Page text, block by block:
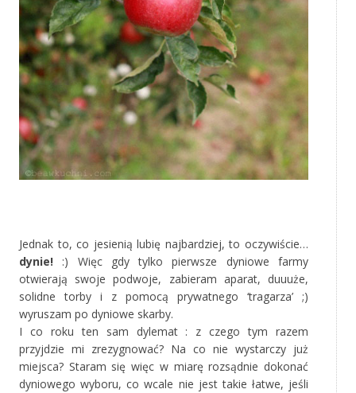
Jednak to, co jesienią lubię najbardziej, to oczywiście…
dynie! :) Więc gdy tylko pierwsze dyniowe farmy
otwierają swoje podwoje, zabieram aparat, duuuże,
solidne torby i z pomocą prywatnego ‘tragarza’ ;)
wyruszam po dyniowe skarby.
I co roku ten sam dylemat : z czego tym razem
przyjdzie mi zrezygnować? Na co nie wystarczy już
miejsca? Staram się więc w miarę rozsądnie dokonać
dyniowego wyboru, co wcale nie jest takie łatwe, jeśli